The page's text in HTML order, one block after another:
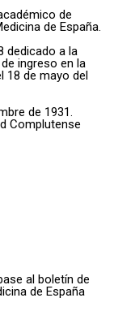
de
de España.
dedicado a la
ingreso en la
18 de mayo del
de 1931.
Complutense
al boletín de
de España